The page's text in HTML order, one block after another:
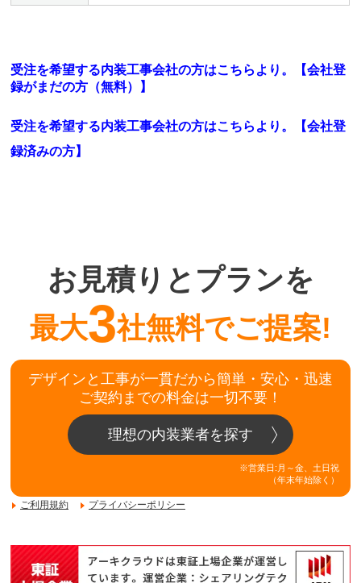
受注を希望する内装工事会社の方はこちらより。【会社登
録がまだの方（無料）】
受注を希望する内装工事会社の方はこちらより。
【会社登
録済みの方】
お見積りとプランを
最大3社無料でご提案!
デザインと工事が一貫だから簡単・安心・迅速
ご契約までの料金は一切不要！
理想の内装業者を探す
※営業日:月～金、土日祝
（年末年始除く）
ご利用規約 プライバシーポリシー